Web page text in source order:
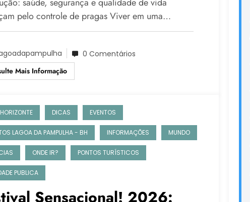
pelo controle de pragas Viver em uma…
0 Comentários
Mais Informação
DICAS EVENTOS
LAGOA DA PAMPULHA - BH INFORMAÇÕES MUNDO
ONDE IR? PONTOS TURÍSTICOS
PUBLICA
Sensacional! 2026: